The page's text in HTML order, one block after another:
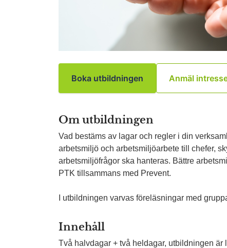
Boka utbildningen Anmäl
Om utbildningen
Vad bestäms av lagar och regler i din
arbetsmiljö och arbetsmiljöarbete till chefer,
arbetsmiljöfrågor ska hanteras. Bättre
PTK tillsammans med Prevent.
I utbildningen varvas föreläsningar med
Innehåll
Två halvdagar + två heldagar, utbildningen är